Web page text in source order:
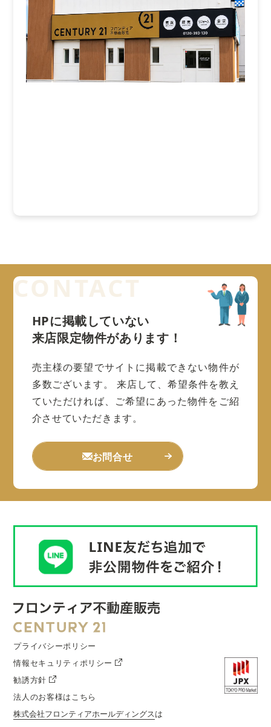
HPに掲載していない
来店限定物件があります！
売主様の要望でサイトに掲載できない物件が
多数ございます。
来店して、希望条件を教え
ていただければ、ご希望にあった物件をご紹
介させていただきます。
お問合せ
プライバシーポリシー
情報セキュリティポリシー
勧誘方針
法人のお客様はこちら
株式会社フロンティアホールディングスは